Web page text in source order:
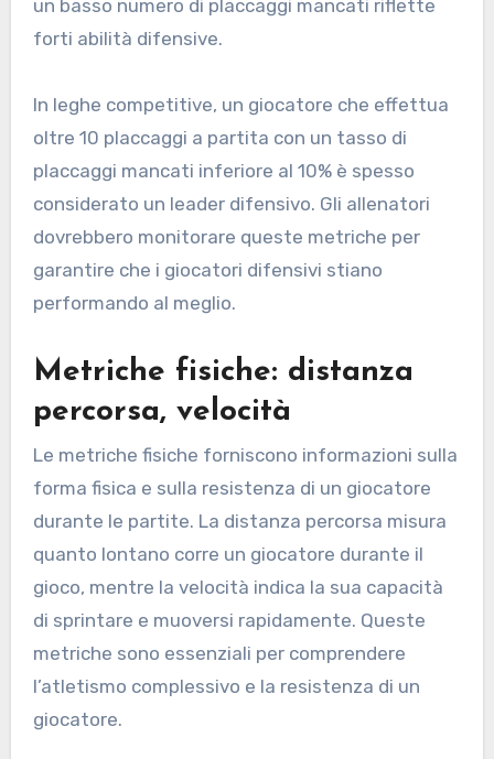
un basso numero di placcaggi mancati riflette
forti abilità difensive.
In leghe competitive, un giocatore che effettua
oltre 10 placcaggi a partita con un tasso di
placcaggi mancati inferiore al 10% è spesso
considerato un leader difensivo. Gli allenatori
dovrebbero monitorare queste metriche per
garantire che i giocatori difensivi stiano
performando al meglio.
Metriche fisiche: distanza
percorsa, velocità
Le metriche fisiche forniscono informazioni sulla
forma fisica e sulla resistenza di un giocatore
durante le partite. La distanza percorsa misura
quanto lontano corre un giocatore durante il
gioco, mentre la velocità indica la sua capacità
di sprintare e muoversi rapidamente. Queste
metriche sono essenziali per comprendere
l’atletismo complessivo e la resistenza di un
giocatore.